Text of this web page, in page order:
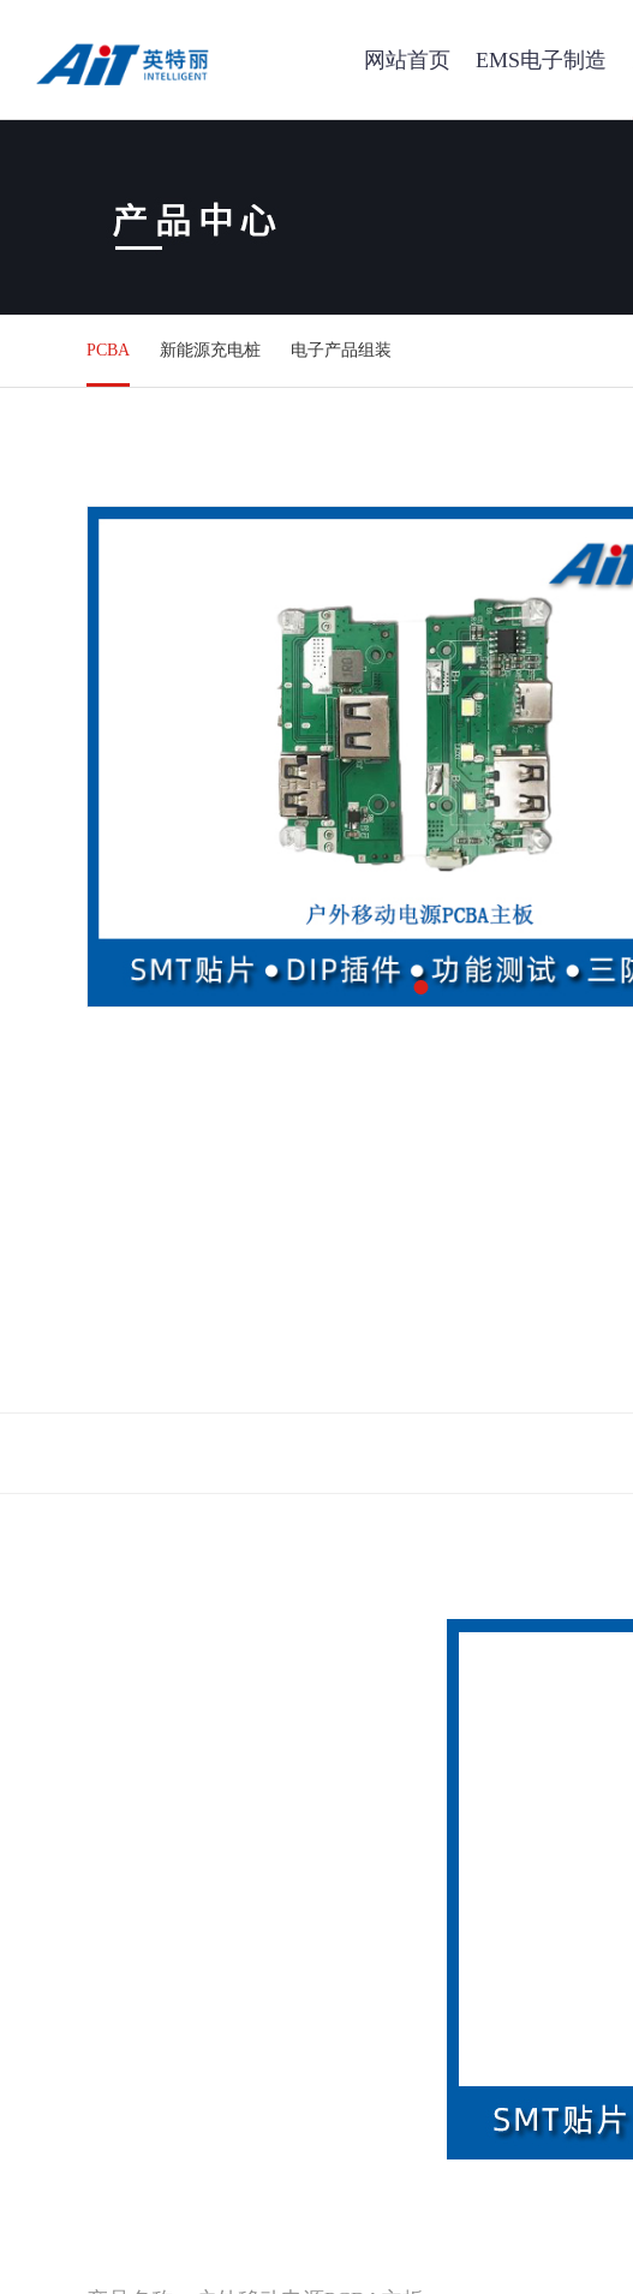
网站首页 EMS电子制造
PCBA 新能源充电桩 电子产品组装